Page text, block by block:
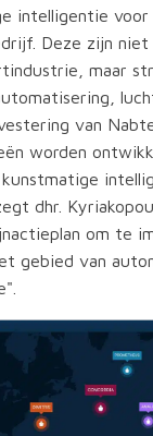
intelligentie
Deze zijn
maar
van
worden
dhr.
om te
gebied van